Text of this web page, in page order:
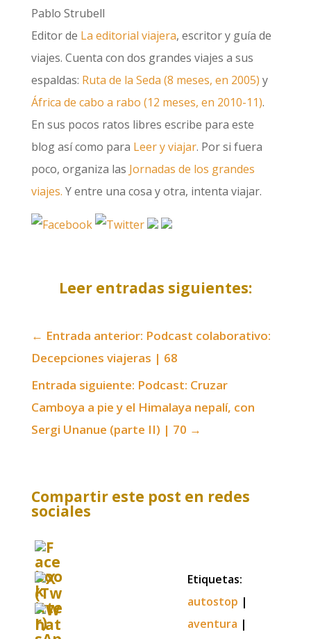
Pablo Strubell
Editor de La editorial viajera, escritor y guía de
viajes. Cuenta con dos grandes viajes a sus
espaldas: Ruta de la Seda (8 meses, en 2005) y
África de cabo a rabo (12 meses, en 2010-11).
En sus pocos ratos libres escribe para este
blog así como para Leer y viajar. Por si fuera
poco, organiza las Jornadas de los grandes
viajes. Y entre una cosa y otra, intenta viajar.
Leer entradas siguientes:
← Entrada anterior: Podcast colaborativo:
Decepciones viajeras | 68
Entrada siguiente: Podcast: Cruzar
Camboya a pie y el Himalaya nepalí, con
Sergi Unanue (parte II) | 70 →
Compartir este post en redes
sociales
Etiquetas:
autostop |
aventura |